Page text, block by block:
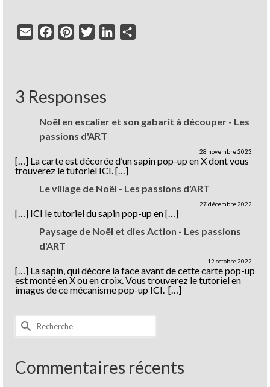
Email FacebookPinterestTwitterLinkedIn
3 Responses
Noël en escalier et son gabarit à découper - Les
passions d'ART
28 novembre 2023 |
[…] La carte est décorée d’un sapin pop-up en X dont vous
trouverez le tutoriel ICI. […]
Le village de Noël - Les passions d'ART
27 décembre 2022 |
[…] ICI le tutoriel du sapin pop-up en […]
Paysage de Noël et dies Action - Les passions
d'ART
12 octobre 2022 |
[…] La sapin, qui décore la face avant de cette carte pop-up
est monté en X ou en croix. Vous trouverez le tutoriel en
images de ce mécanisme pop-up ICI. […]
Rechercher :
Commentaires récents